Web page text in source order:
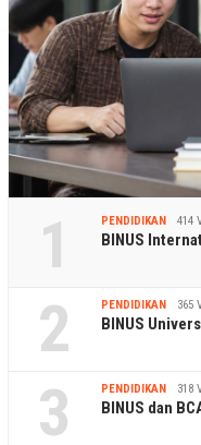
1 PENDIDIKAN 414
BINUS
2 PENDIDIKAN 365
BINUS
3 PENDIDIKAN 318
BINUS dan